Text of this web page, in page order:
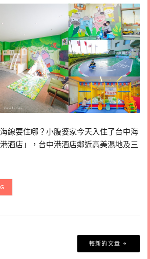
線要住哪？小腹婆家今天入住了台中海
酒店」，台中港酒店鄰近高美濕地及三
較新的文章